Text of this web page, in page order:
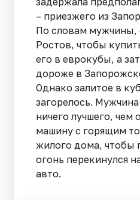
– приезжего из
По словам мужчины,
Ростов, чтобы
его в еврокубы, а
дороже в
Однако залитое в
загорелось.
ничего лучшего, чем
машину с горящим
жилого дома, чтобы
огонь перекинулся
авто.